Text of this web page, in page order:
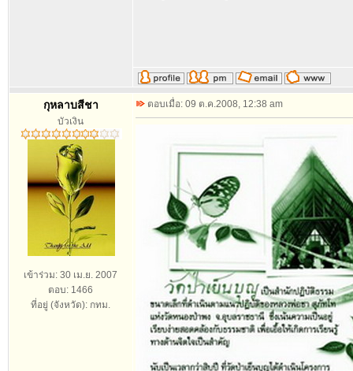
กุหลาบสีชา
บัวเงิน
เข้าร่วม: 30 เม.ย. 2007
ตอบ: 1466
ที่อยู่ (จังหวัด): กทม.
ตอบเมื่อ: 09 ต.ค.2008, 12:38 am